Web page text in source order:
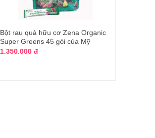
Bột rau quả hữu cơ Zena Organic
Super Greens 45 gói của Mỹ
1.350.000 đ